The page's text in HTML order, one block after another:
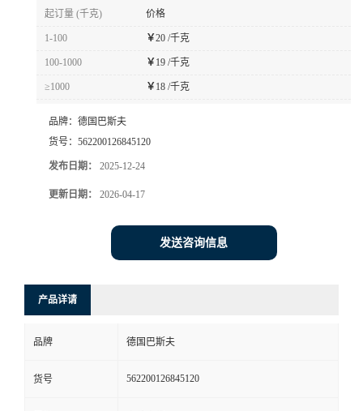
起订量 (千克) 价格
1-100 ￥20 /千克
100-1000 ￥ 19 /千克
≥1000 ￥ 18 /千克
品牌： 德国巴斯夫
货号： 562200126845120
发布日期： 2025-12-24
更新日期： 2026-04-17
发送咨询信息
产品详请
品牌 德国巴斯夫
货号 562200126845120